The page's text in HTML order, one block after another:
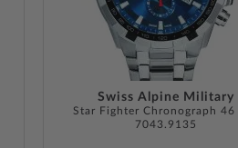
Bandanstoßbreite
26
Max. Handgelenkumfang
215
Lieferumfang
Garantie
24
Swiss Alpine Military
Star Fighter Chronograph 46
7043.9135